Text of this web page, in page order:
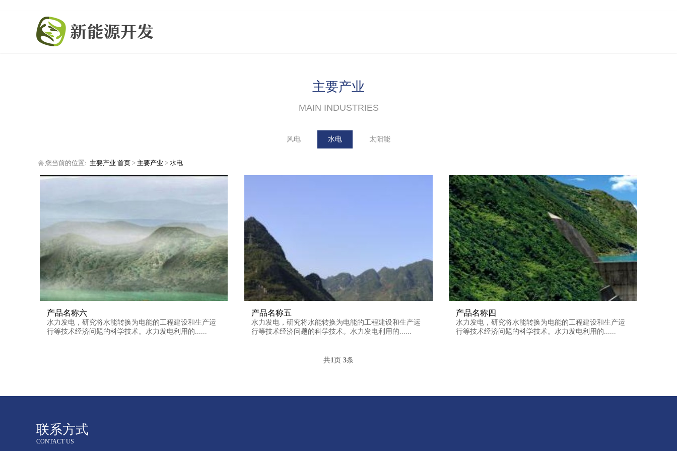
主要产业
MAIN INDUSTRIES
风电 水电 太阳能
您当前的位置: 主要产业 首页 > 主要产业 > 水电
产品名称六
水力发电，研究将水能转换为电能的工程建设和生产运
行等技术经济问题的科学技术。水力发电利用的......
产品名称五
水力发电，研究将水能转换为电能的工程建设和生产运
行等技术经济问题的科学技术。水力发电利用的......
产品名称四
水力发电，研究将水能转换为电能的工程建设和生产运
行等技术经济问题的科学技术。水力发电利用的......
共1页 3条
联系方式
CONTACT US